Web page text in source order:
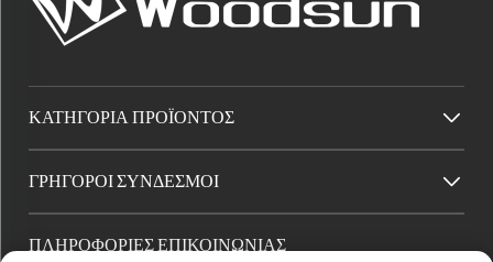
ΚΑΤΗΓΟΡΊΑ ΠΡΟΪΌΝΤΟΣ
ΓΡΉΓΟΡΟΙ ΣΎΝΔΕΣΜΟΙ
ΠΛΗΡΟΦΟΡΙΕΣ ΕΠΙΚΟΙΝΩΝΙΑΣ